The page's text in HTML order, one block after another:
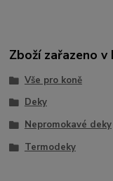
Zboží zařazeno
Vše pro koně
Deky
Nepromokavé deky
Termodeky